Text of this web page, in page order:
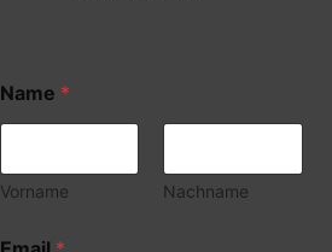
Name *
Vorname Nachname